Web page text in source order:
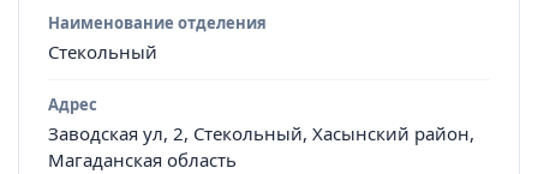
Наименование отделения
Стекольный
Адрес
Заводская ул, 2, Стекольный, Хасынский район,
Магаданская область